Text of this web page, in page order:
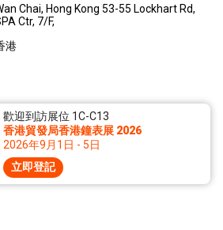
Chai, Hong Kong 53-55 Lockhart Rd,
Ctr, 7/F,
港
歡迎到訪展位 1C-C13
香港貿發局香港鐘表展 2026
2026年9月1日 - 5日
立即登記